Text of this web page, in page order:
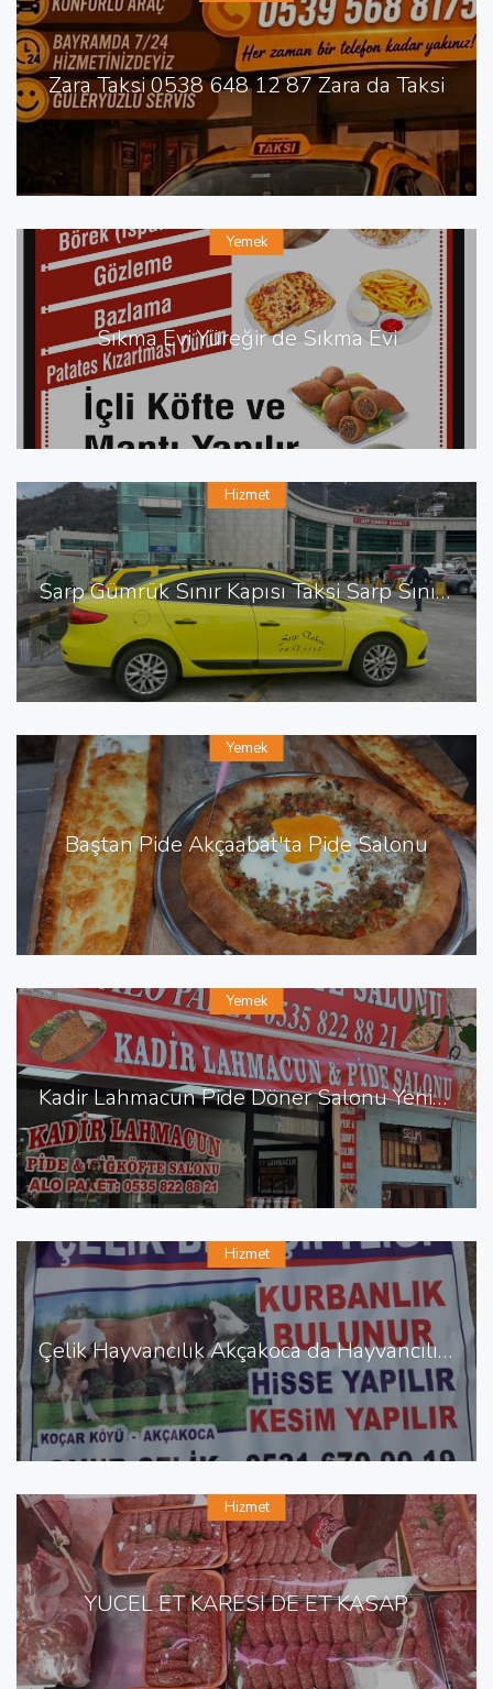
Zara Taksi 0538 648 12 87 Zara da Taksi
Sıkma Evi Yüreğir de Sıkma Evi
Yemek
Sarp Gümrük Sınır Kapısı Taksi Sarp Sınır Kapısı En Yakın Taksi
Hizmet
Baştan Pide Akçaabat'ta Pide Salonu
Yemek
Kadir Lahmacun Pide Döner Salonu Yenişehir de Lahmacun Pide
Yemek
Çelik Hayvancılık Akçakoca da Hayvancılık Besicilik
Hizmet
YÜCEL ET KARESİ DE ET KASAP
Hizmet